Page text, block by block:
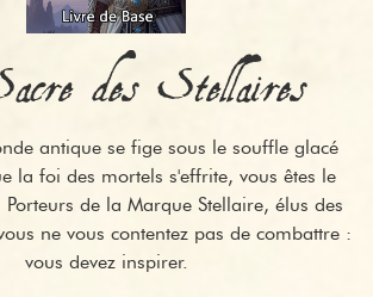
des Stellaires
antique se fige sous le souffle glacé
la foi des mortels s'effrite, vous êtes le
de la Marque Stellaire, élus des
ne vous contentez pas de combattre :
vous devez inspirer.